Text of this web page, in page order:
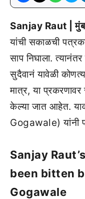
Sanjay Raut |
यांची सकाळची
साप निघाला.
सुदैवानं यावेळी
मात्र, या प्रकरणावर
केल्या जात आहेत.
Gogawale) यांनी
Sanjay
been bitten
Gogawale